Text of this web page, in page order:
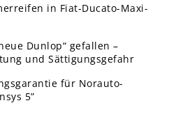
in Fiat-Ducato-Maxi-
Dunlop“ gefallen –
und Sättigungsgefahr
für Norauto-
5”